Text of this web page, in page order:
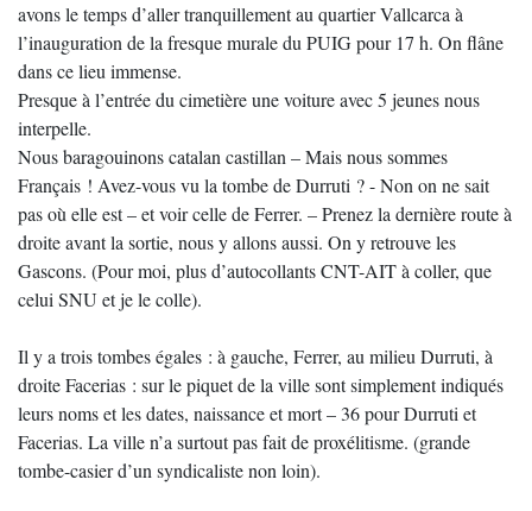
avons le temps d’aller tranquillement au quartier Vallcarca à
l’inauguration de la fresque murale du PUIG pour 17 h. On flâne
dans ce lieu immense.
Presque à l’entrée du cimetière une voiture avec 5 jeunes nous
interpelle.
Nous baragouinons catalan castillan – Mais nous sommes
Français ! Avez-vous vu la tombe de Durruti ? - Non on ne sait
pas où elle est – et voir celle de Ferrer. – Prenez la dernière route à
droite avant la sortie, nous y allons aussi. On y retrouve les
Gascons. (Pour moi, plus d’autocollants CNT-AIT à coller, que
celui SNU et je le colle).
Il y a trois tombes égales : à gauche, Ferrer, au milieu Durruti, à
droite Facerias : sur le piquet de la ville sont simplement indiqués
leurs noms et les dates, naissance et mort – 36 pour Durruti et
Facerias. La ville n’a surtout pas fait de proxélitisme. (grande
tombe-casier d’un syndicaliste non loin).